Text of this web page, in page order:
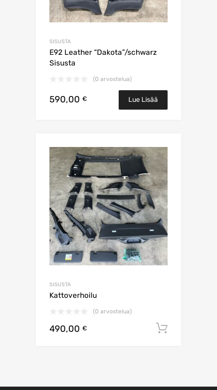
SISUSTA
E92 Leather “Dakota”/schwarz
Sisusta
(0 arvostelua)
590,00 € Lue Lisää
SISUSTA
Kattoverhoilu
(0 arvostelua)
490,00 €